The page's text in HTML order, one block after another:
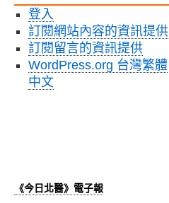
登入
訂閱網站內容的資訊提供
訂閱留言的資訊提供
WordPress.org 台灣繁體
中文
《今日北醫》電子報